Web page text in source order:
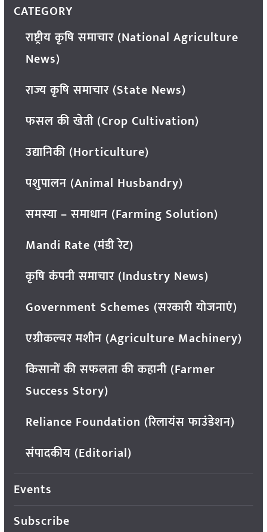
CATEGORY
राष्ट्रीय कृषि समाचार (National Agriculture
News)
राज्य कृषि समाचार (State News)
फसल की खेती (Crop Cultivation)
उद्यानिकी (Horticulture)
पशुपालन (Animal Husbandry)
समस्या – समाधान (Farming Solution)
Mandi Rate (मंडी रेट)
कृषि कंपनी समाचार (Industry News)
Government Schemes (सरकारी योजनाएं)
एग्रीकल्चर मशीन (Agriculture Machinery)
किसानों की सफलता की कहानी (Farmer
Success Story)
Reliance Foundation (रिलायंस फाउंडेशन)
संपादकीय (Editorial)
Events
Subscribe